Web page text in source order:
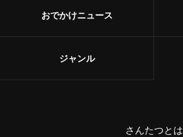
おでかけニュース
ジャンル
さんたつとは